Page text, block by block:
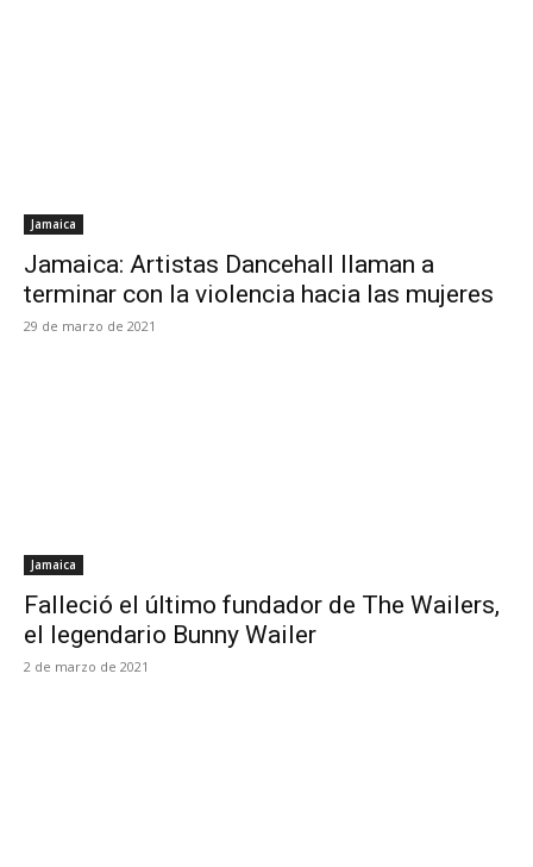
Jamaica
Jamaica: Artistas Dancehall llaman a
terminar con la violencia hacia las mujeres
29 de marzo de 2021
Jamaica
Falleció el último fundador de The Wailers,
el legendario Bunny Wailer
2 de marzo de 2021